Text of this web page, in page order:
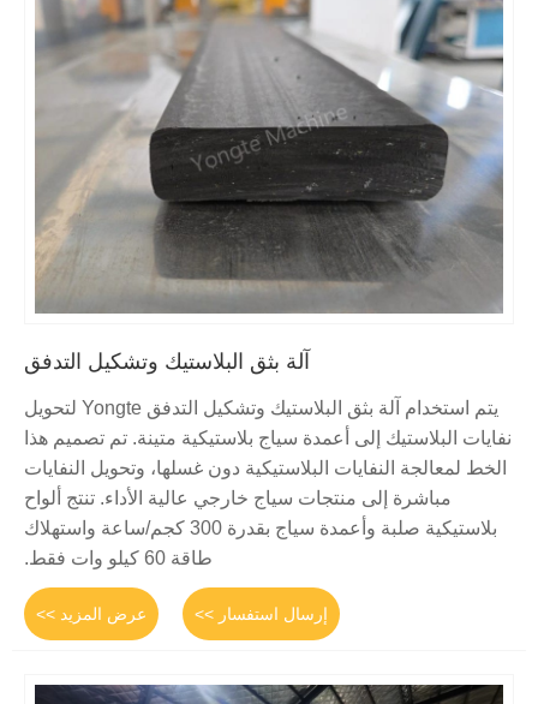
آلة بثق البلاستيك وتشكيل التدفق
يتم استخدام آلة بثق البلاستيك وتشكيل التدفق Yongte لتحويل
نفايات البلاستيك إلى أعمدة سياج بلاستيكية متينة. تم تصميم هذا
الخط لمعالجة النفايات البلاستيكية دون غسلها، وتحويل النفايات
مباشرة إلى منتجات سياج خارجي عالية الأداء. تنتج ألواح
بلاستيكية صلبة وأعمدة سياج بقدرة 300 كجم/ساعة واستهلاك
طاقة 60 كيلو وات فقط.
عرض المزيد >> إرسال استفسار >>